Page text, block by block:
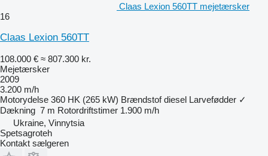
Claas Lexion 560TT mejetærsker
16
Claas Lexion 560TT
108.000 € ≈ 807.300 kr.
Mejetærsker
2009
3.200 m/h
Motorydelse 360 HK (265 kW) Brændstof diesel Larvefødder ✓
Dækning 7 m Rotordriftstimer 1.900 m/h
Ukraine, Vinnytsia
Spetsagroteh
Kontakt sælgeren